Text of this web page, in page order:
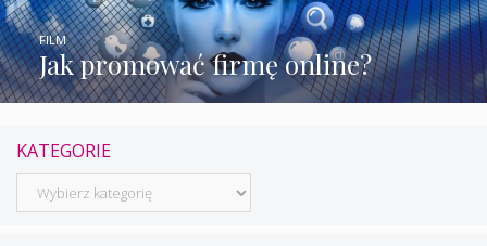
Jak promować firmę online?
FILM
KATEGORIE
Kategorie